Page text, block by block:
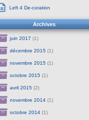
Left 4 De-coration
Archives
juin 2017 (1)
décembre 2015 (1)
novembre 2015 (1)
octobre 2015 (1)
avril 2015 (2)
novembre 2014(1)
octobre 2014(1)